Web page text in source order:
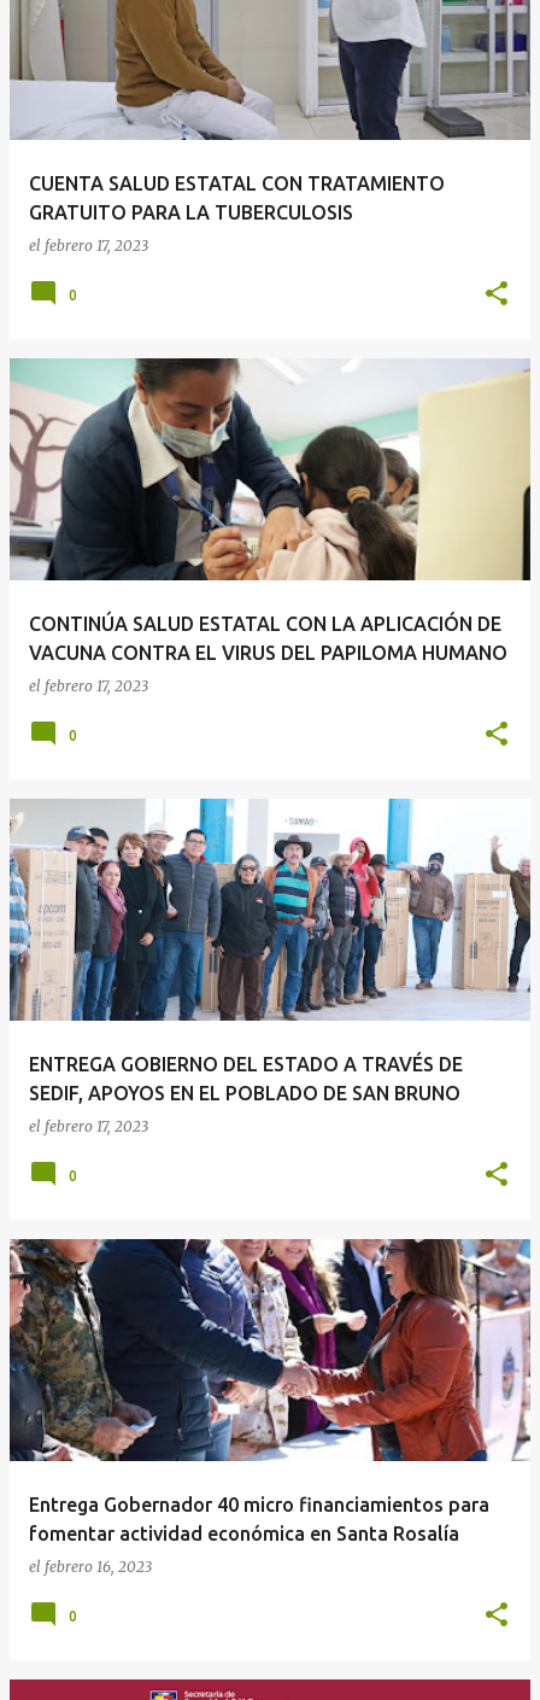
CUENTA SALUD ESTATAL CON TRATAMIENTO
GRATUITO PARA LA TUBERCULOSIS
el febrero 17, 2023
0
CONTINÚA SALUD ESTATAL CON LA APLICACIÓN DE
VACUNA CONTRA EL VIRUS DEL PAPILOMA HUMANO
el febrero 17, 2023
0
ENTREGA GOBIERNO DEL ESTADO A TRAVÉS DE
SEDIF, APOYOS EN EL POBLADO DE SAN BRUNO
el febrero 17, 2023
0
Entrega Gobernador 40 micro financiamientos para
fomentar actividad económica en Santa Rosalía
el febrero 16, 2023
0